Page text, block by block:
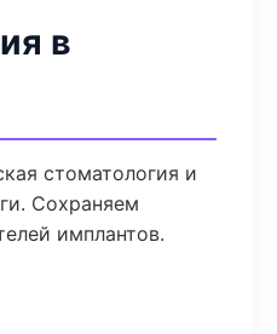
в
стоматология и
Сохраняем
имплантов.